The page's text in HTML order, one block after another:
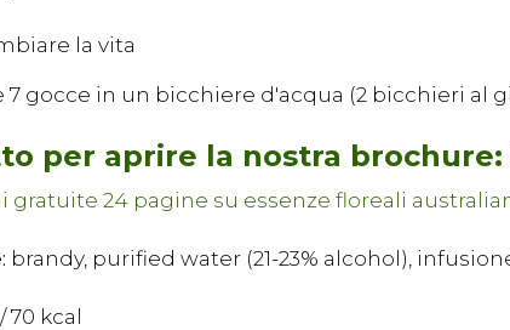
la vita
7 gocce in un bicchiere d'acqua (2 bicchieri al
per aprire la nostra brochure:
brandy, purified water (21-23% alcohol),
70 kcal